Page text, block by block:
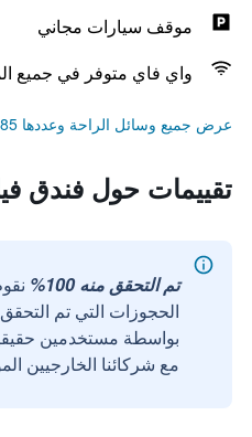
موقف سيارات مجاني
واي فاي متوفر في جميع
عرض جميع وسائل الراحة وعددها 85
تقييمات حول فندق
تم التحقق منه 100%
الحجوزات التي تم
مع شركائنا الخارجيين